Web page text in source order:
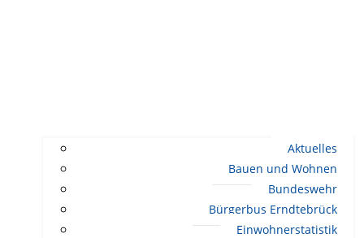
Aktuelles
Bauen und Wohnen
Bundeswehr
Bürgerbus Erndtebrück
Einwohnerstatistik